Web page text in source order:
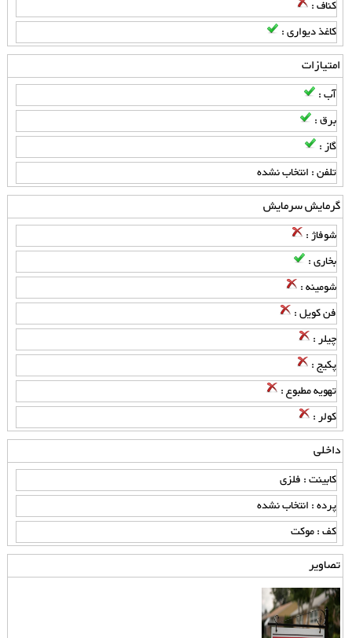
کناف :
کاغذ دیواری :
امتیازات
آب :
برق :
گاز :
تلفن : انتخاب نشده
گرمایش سرمایش
شوفاژ :
بخاری :
شومینه :
فن کویل :
چیلر :
پکیج :
تهویه مطبوع :
کولر :
داخلی
کابینت : فلزی
پرده : انتخاب نشده
کف : موکت
تصاویر